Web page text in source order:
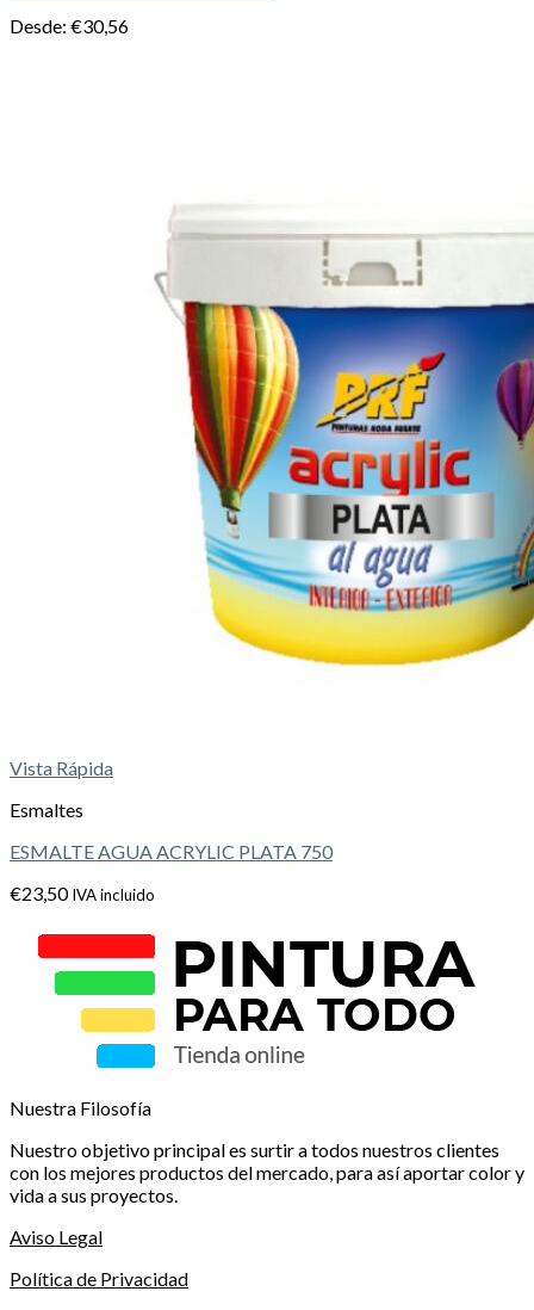
Desde: €30,56
Vista Rápida
Esmaltes
ESMALTE AGUA ACRYLIC PLATA 750
€23,50 IVA incluido
Nuestra Filosofía
Nuestro objetivo principal es surtir a todos nuestros clientes
con los mejores productos del mercado, para así aportar color y
vida a sus proyectos.
Aviso Legal
Política de Privacidad